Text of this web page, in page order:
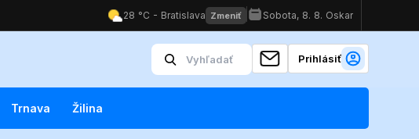
Prihlásiť
Trnava Žilina